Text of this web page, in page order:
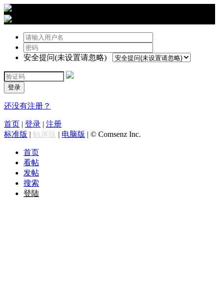
安全提问(未设置请忽略)
登录
还没有注册？
首页 | 登录 | 注册
标准版 | 触屏版 | 电脑版 | © Comsenz Inc.
首页
看帖
发帖
搜索
登陆